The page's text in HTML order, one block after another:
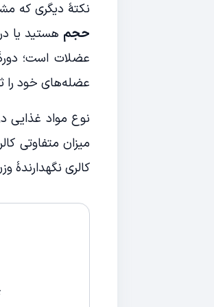
نکتۀ دیگری که
حجم هستید یا در
عضلات است؛
عضله‌های خود را
نوع مواد غذایی
کالری نگهدارندۀ وزن) و در